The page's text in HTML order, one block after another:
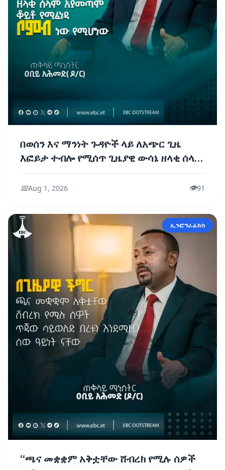
በወሰን እና ማንነት ጉዳዮች ላይ ለአጭር ጊዜ
እፎይታ ተብሎ የሚሰጥ ጊዜያዊ ውሳኔ ዘላቂ ሰላም
አያመጣም፤ ቆይቶ የሚፈነዳ ቦምብ ነው የሚሆነው
- ጠቅላይ ሚኒስትር ዐቢይ አሕመድ (ዶ/ር)
📅Aug 1, 2026 👁️91
ኢንፎግራፊክስ
“ጫና መቋቋም አቅቷቸው ሸብረክ የሚሉ ሰዎች